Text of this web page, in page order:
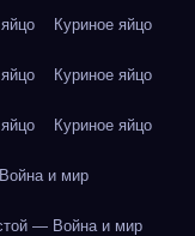
Куриное яйцо
Куриное яйцо
Куриное яйцо
и мир
— Война и мир